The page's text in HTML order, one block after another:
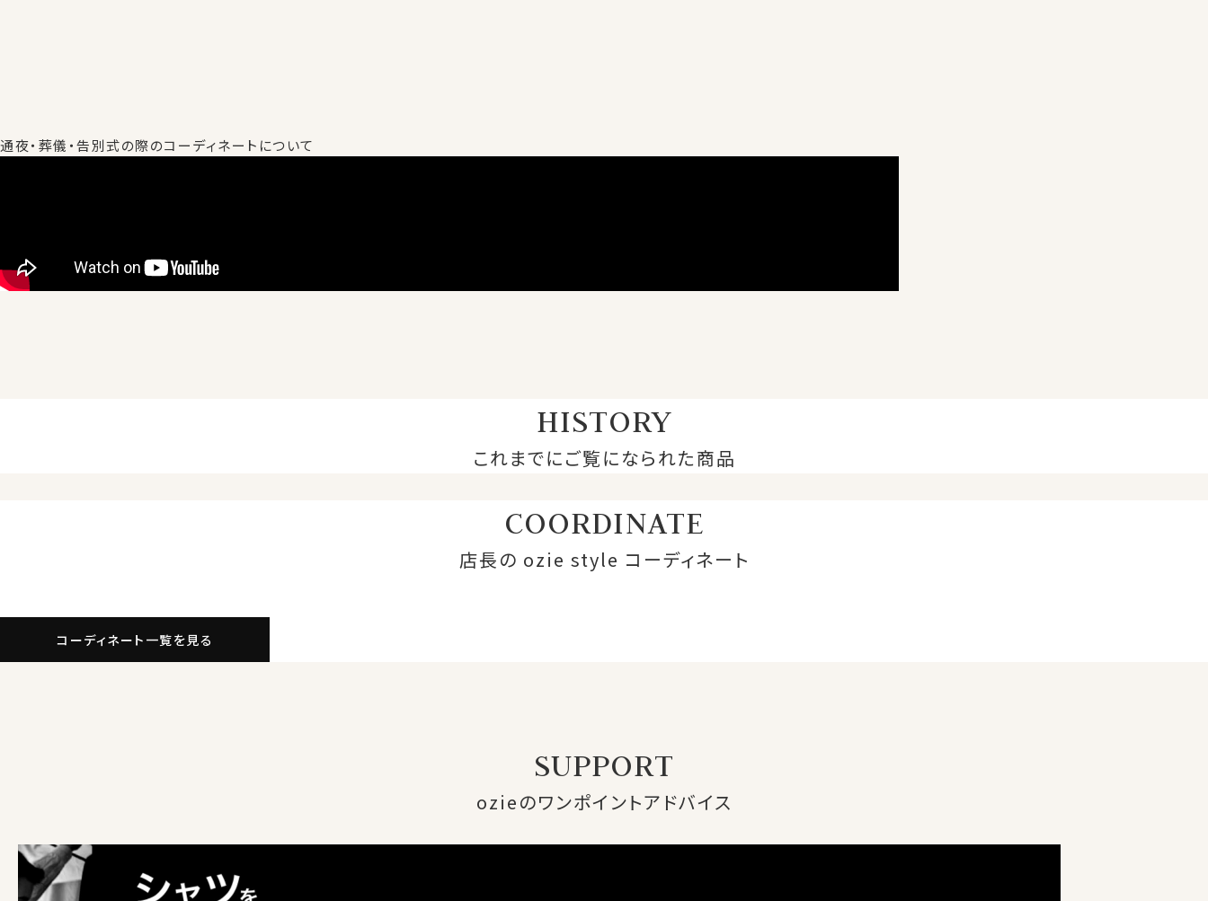
通夜・葬儀・告別式の際のコーディネートについて
HISTORY
これまでにご覧になられた商品
COORDINATE
店長の ozie style コーディネート
コーディネート一覧を見る
SUPPORT
ozieのワンポイントアドバイス